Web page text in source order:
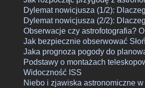
Dylemat nowicjusza (1/2):
Dylemat nowicjusza (2/2):
Obserwacje czy astrofotografia?
Jak bezpiecznie obserwować
Jaka prognoza pogody do
Podstawy o montażach
Widoczność ISS
Niebo i zjawiska astronomiczne